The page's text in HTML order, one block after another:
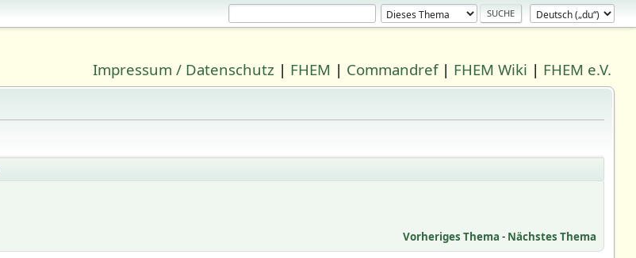
Impressum / Datenschutz | FHEM | Commandref| FHEM Wiki | FHEM e.V.
Vorheriges Thema - Nächstes Thema